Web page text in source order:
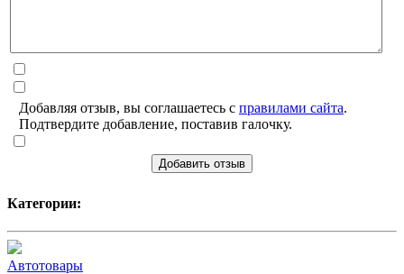
Добавляя отзыв, вы соглашаетесь с правилами сайта.
Подтвердите добавление, поставив галочку.
Добавить отзыв
Категории:
Автотовары